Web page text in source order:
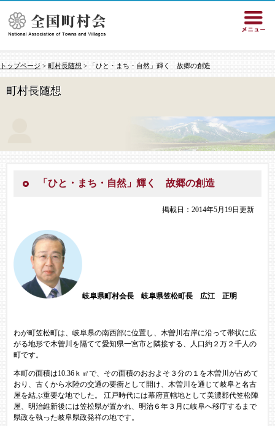
トップページ > 町村長随想 > 「ひと・まち・自然」輝く 故郷の創造
町村長随想
「ひと・まち・自然」輝く 故郷の創造
掲載日：2014年5月19日更新
岐阜県町村会長 岐阜県笠松町長 広江 正明
わが町笠松町は、岐阜県の南西部に位置し、木曽川右岸に沿って帯状に広
がる地形で木曽川を隔てて愛知県一宮市と隣接する、人口約２万２千人の
町です。
本町の面積は10.36ｋ㎡で、その面積のおおよそ３分の１を木曽川が占めて
おり、古くから水陸の交通の要衝として開け、木曽川を通じて岐阜と名古
屋を結ぶ重要な地でした。 江戸時代には幕府直轄地として美濃郡代笠松陣
屋、明治維新後には笠松県が置かれ、明治６年３月に岐阜へ移庁するまで
県政を執った岐阜県政発祥の地です。